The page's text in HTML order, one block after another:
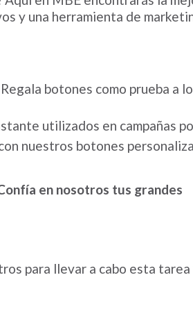
y una herramienta de
botones como prueba a
utilizados en campañas
nuestros botones
en nosotros tus grandes
para llevar a cabo esta tarea